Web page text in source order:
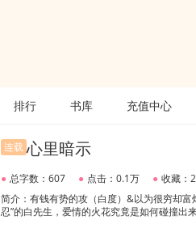
排行 书库 充值中心
连载 心里暗示
● 总字数：607 ● 点击：0.1万 ● 收藏：2
简介：有钱有势的攻（白度）&以为很穷却
忍”的白先生，爱情的火花究竟是如何碰撞出